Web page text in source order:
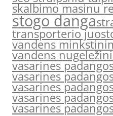
skalbimo masinu
stogo danga
transporterio
vandens
vandens
vasarines
vasarines
vasarines
vasarines
vasarines